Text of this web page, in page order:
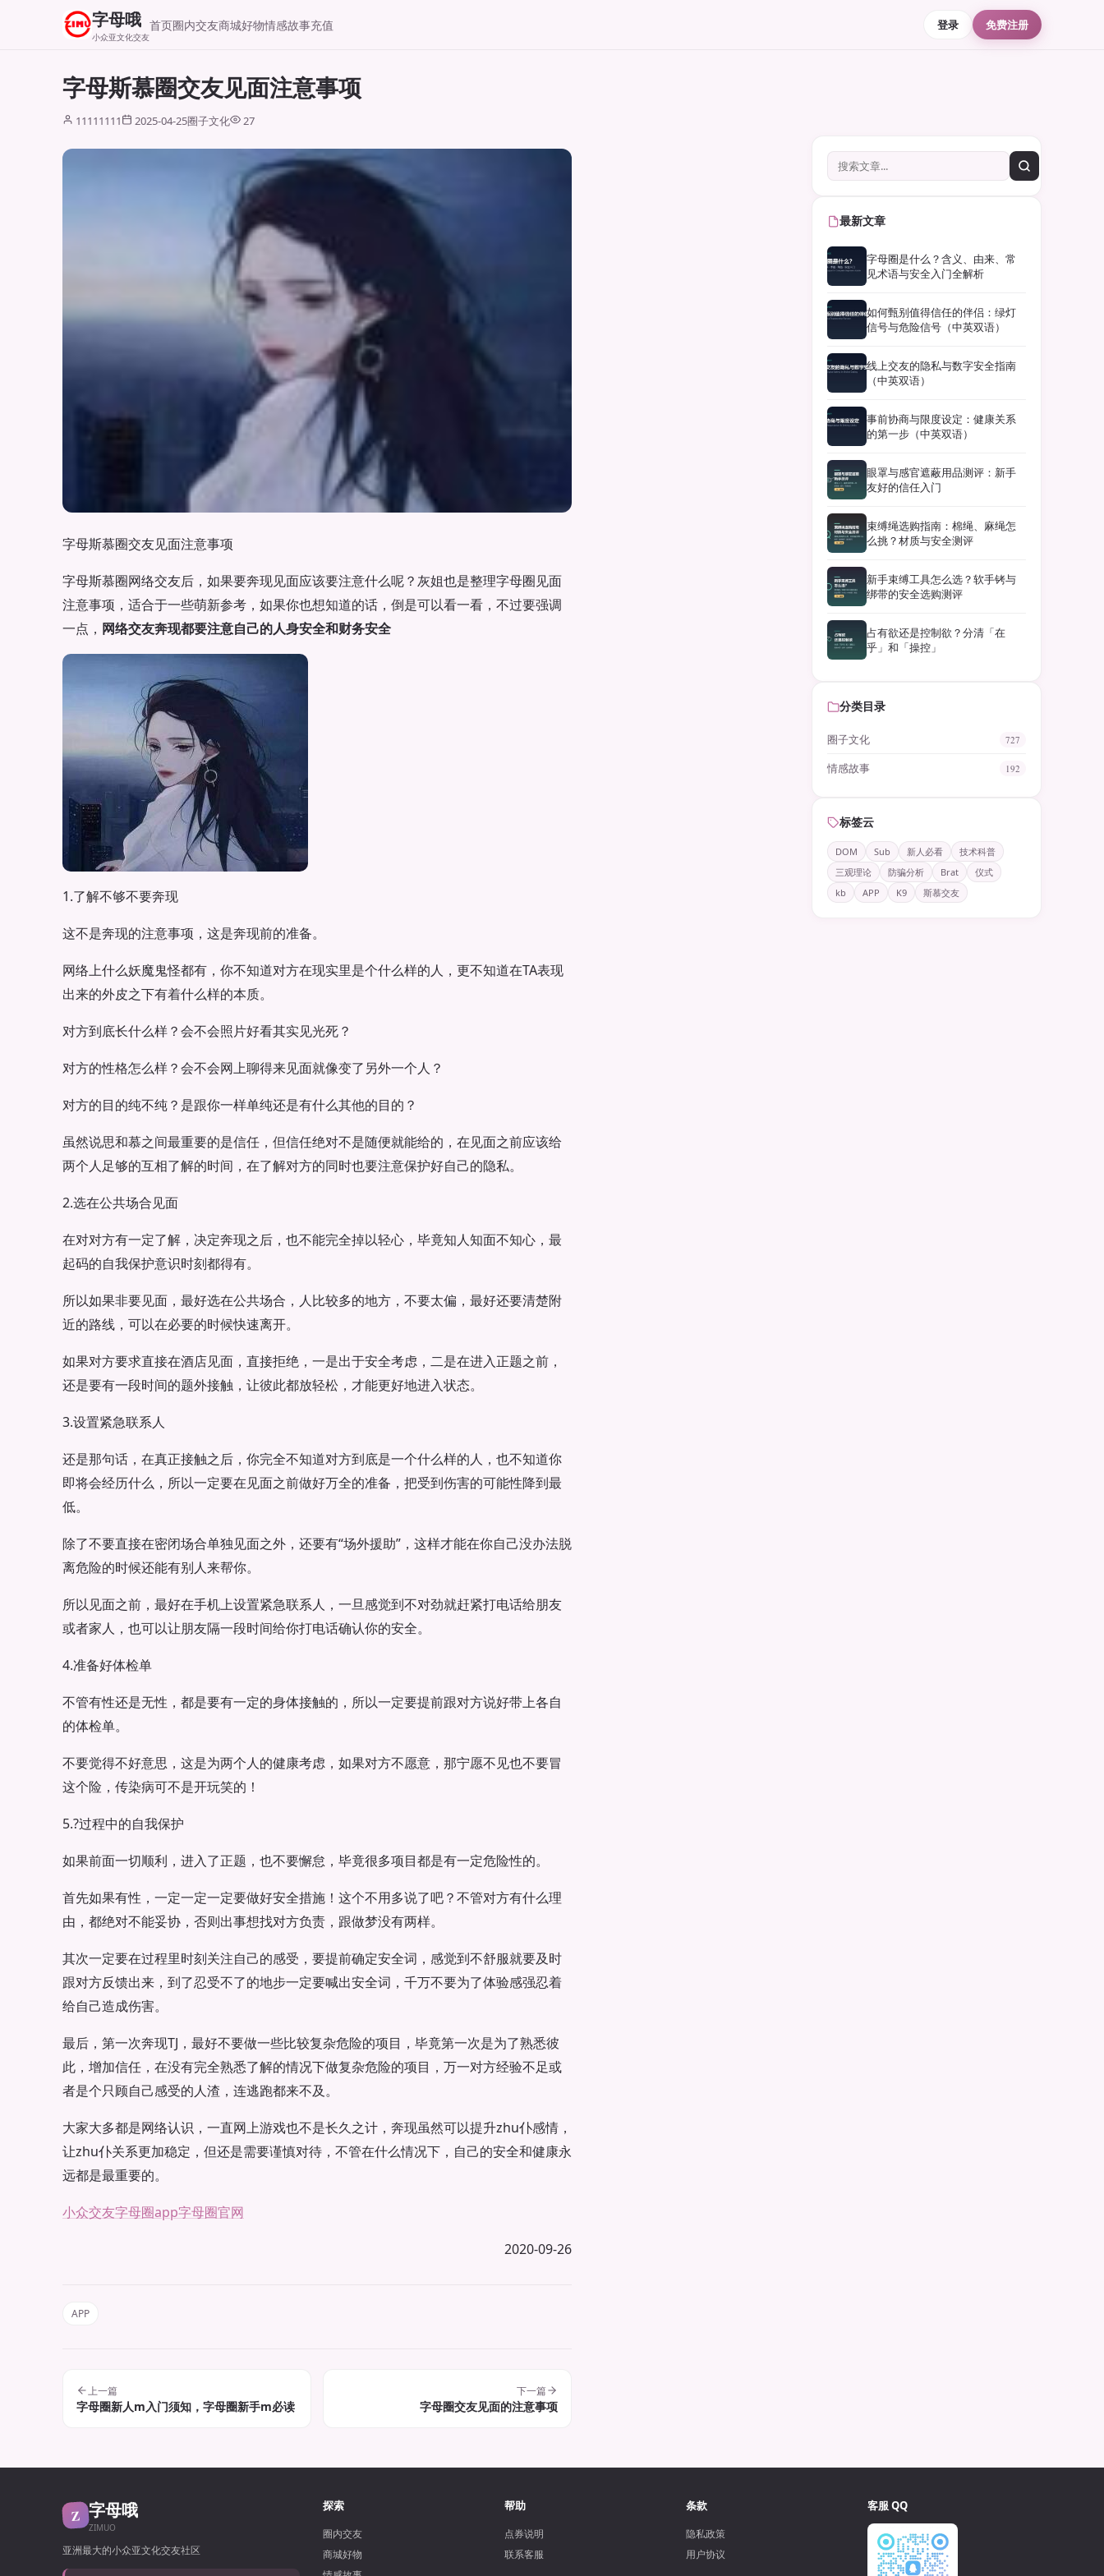
字母哦
小众亚文化交友
首页圈内交友商城好物情感故事充值 登录 免费注册
字母斯慕圈交友见面注意事项
11111111 2025-04-25圈子文化 27
字母斯慕圈交友见面注意事项
字母斯慕圈网络交友后，如果要奔现见面应该要注意什么呢？灰姐也是整理字母圈见面
注意事项，适合于一些萌新参考，如果你也想知道的话，倒是可以看一看，不过要强调
一点， 网络交友奔现都要注意自己的人身安全和财务安全
1.了解不够不要奔现
这不是奔现的注意事项，这是奔现前的准备。
网络上什么妖魔鬼怪都有，你不知道对方在现实里是个什么样的人，更不知道在TA表现
出来的外皮之下有着什么样的本质。
对方到底长什么样？会不会照片好看其实见光死？
对方的性格怎么样？会不会网上聊得来见面就像变了另外一个人？
对方的目的纯不纯？是跟你一样单纯还是有什么其他的目的？
虽然说思和慕之间最重要的是信任，但信任绝对不是随便就能给的，在见面之前应该给
两个人足够的互相了解的时间，在了解对方的同时也要注意保护好自己的隐私。
2.选在公共场合见面
在对对方有一定了解，决定奔现之后，也不能完全掉以轻心，毕竟知人知面不知心，最
起码的自我保护意识时刻都得有。
所以如果非要见面，最好选在公共场合，人比较多的地方，不要太偏，最好还要清楚附
近的路线，可以在必要的时候快速离开。
如果对方要求直接在酒店见面，直接拒绝，一是出于安全考虑，二是在进入正题之前，
还是要有一段时间的题外接触，让彼此都放轻松，才能更好地进入状态。
3.设置紧急联系人
还是那句话，在真正接触之后，你完全不知道对方到底是一个什么样的人，也不知道你
即将会经历什么，所以一定要在见面之前做好万全的准备，把受到伤害的可能性降到最
低。
除了不要直接在密闭场合单独见面之外，还要有“场外援助”，这样才能在你自己没办法脱
离危险的时候还能有别人来帮你。
所以见面之前，最好在手机上设置紧急联系人，一旦感觉到不对劲就赶紧打电话给朋友
或者家人，也可以让朋友隔一段时间给你打电话确认你的安全。
4.准备好体检单
不管有性还是无性，都是要有一定的身体接触的，所以一定要提前跟对方说好带上各自
的体检单。
不要觉得不好意思，这是为两个人的健康考虑，如果对方不愿意，那宁愿不见也不要冒
这个险，传染病可不是开玩笑的！
5.?过程中的自我保护
如果前面一切顺利，进入了正题，也不要懈怠，毕竟很多项目都是有一定危险性的。
首先如果有性，一定一定一定要做好安全措施！这个不用多说了吧？不管对方有什么理
由，都绝对不能妥协，否则出事想找对方负责，跟做梦没有两样。
其次一定要在过程里时刻关注自己的感受，要提前确定安全词，感觉到不舒服就要及时
跟对方反馈出来，到了忍受不了的地步一定要喊出安全词，千万不要为了体验感强忍着
给自己造成伤害。
最后，第一次奔现TJ，最好不要做一些比较复杂危险的项目，毕竟第一次是为了熟悉彼
此，增加信任，在没有完全熟悉了解的情况下做复杂危险的项目，万一对方经验不足或
者是个只顾自己感受的人渣，连逃跑都来不及。
大家大多都是网络认识，一直网上游戏也不是长久之计，奔现虽然可以提升zhu仆感情，
让zhu仆关系更加稳定，但还是需要谨慎对待，不管在什么情况下，自己的安全和健康永
远都是最重要的。
小众交友字母圈app字母圈官网
2020-09-26
APP
上一篇
字母圈新人m入门须知，字母圈新手m必读
下一篇
字母圈交友见面的注意事项
最新文章
字母圈是什么？含义、由来、常
见术语与安全入门全解析
如何甄别值得信任的伴侣：绿灯
信号与危险信号（中英双语）
线上交友的隐私与数字安全指南
（中英双语）
事前协商与限度设定：健康关系
的第一步（中英双语）
眼罩与感官遮蔽用品测评：新手
友好的信任入门
束缚绳选购指南：棉绳、麻绳怎
么挑？材质与安全测评
新手束缚工具怎么选？软手铐与
绑带的安全选购测评
占有欲还是控制欲？分清「在
乎」和「操控」
分类目录
圈子文化 727
情感故事 192
标签云
DOM Sub 新人必看
技术科普
三观理论
防骗分析 Brat
仪式
kb
APP K9 斯慕交友
Z 字母哦
ZIMUO
亚洲最大的小众亚文化交友社区
探索
圈内交友
商城好物
帮助
点券说明
联系客服
条款
隐私政策
用户协议
客服 QQ